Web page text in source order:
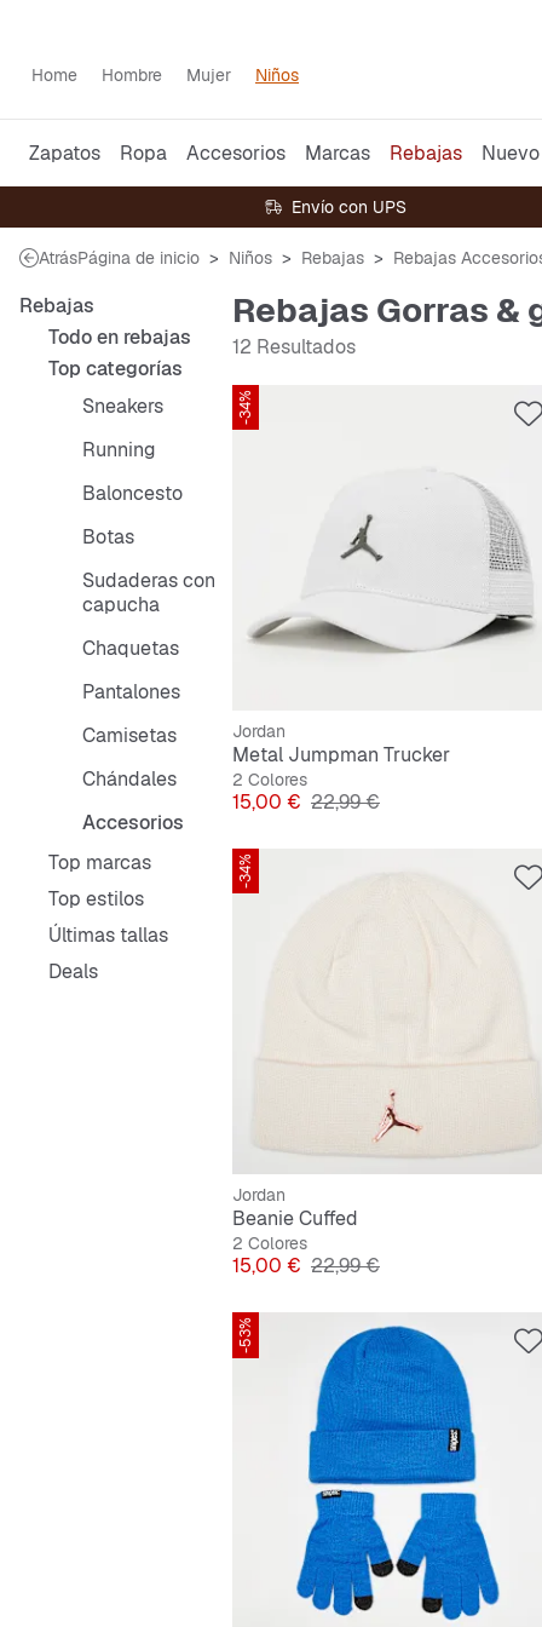
Home Hombre Mujer Niños
Zapatos Ropa Accesorios Marcas Rebajas Nuevo
Envío con UPS
AtrásPágina de inicio Niños Rebajas Rebajas
Rebajas
Todo en rebajas
Top categorías
Sneakers
Running
Baloncesto
Botas
Sudaderas con
capucha
Chaquetas
Pantalones
Camisetas
Chándales
Accesorios
Top marcas
Top estilos
Últimas tallas
Deals
Rebajas Gorras &
12 Resultados
-34%
Jordan
Metal Jumpman Trucker
2 Colores
Precio
15,00 € Precio original
22,99 €
-34%
Jordan
Beanie Cuffed
2 Colores
Precio
15,00 € Precio original
22,99 €
-53%